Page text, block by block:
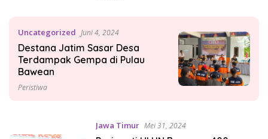
Uncategorized Juni 4, 2024
Destana Jatim Sasar Desa
Terdampak Gempa di Pulau
Bawean
Peristiwa
Jawa Timur Mei 31, 2024